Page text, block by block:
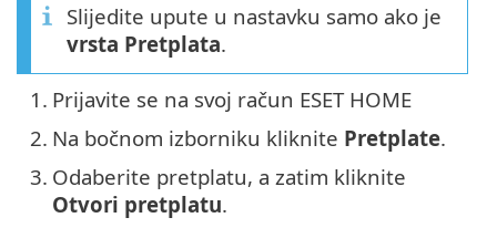
Slijedite upute u nastavku samo ako je
vrsta Pretplata.
1. Prijavite se na svoj račun ESET HOME
2. Na bočnom izborniku kliknite Pretplate.
3. Odaberite pretplatu, a zatim kliknite
Otvori pretplatu.